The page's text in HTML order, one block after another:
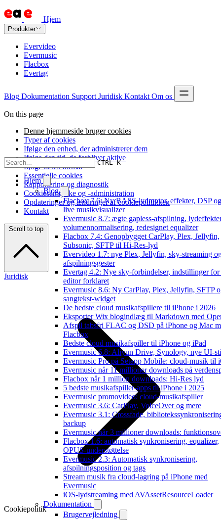
Hjem
Produkter
Evervideo
Evermusic
Flacbox
Evertag
Blog Dokumentation Support Juridisk Kontakt Om os
CTRL K
Hjem
Blog
Flacbox 7.6: Ny BASS-lydmotor, effekter, DSP
live musikvisualizer
Evermusic 8.7: ægte gapless-afspilning,
volumennormalisering, redesignet equalizer
Flacbox 7.4: Genopbygget CarPlay, Plex, Jellyfin,
Subsonic, SFTP til Hi-Res-lyd
Evervideo 1.7: nye Plex, Jellyfin, sky-streaming
afspilningsgester
Evertag 4.2: Nye sky-forbindelser, indstillinger for
editor forklaret
Evermusic 8.6: Ny CarPlay, Plex, Jellyfin, SFTP
sangtekst-widget
De bedste cloud musikafspillere til iPhone i 2026
Eksporter Wix blogindlæg til Markdown med
Afspil tabsfri FLAC og DSD på iPhone og Mac
Flacbox
Bedste cloud musikafspiller til iPhone og iPad
Evermusic 6.8: Aliyun Drive, Synology, nye UI-
Evermusic Pro på Setapp Mobile: cloud-musik til
Evermusic når 11 millioner downloads på
Flacbox når 1 million downloads: Hi-Res lyd
5 bedste musikafspiller-apps til iPhone i 2025
Evermusic promovideo: cloud-musikafspiller
Evermusic 3.6: CarPlay, VoiceOver og mere
Evermusic 3.1: Crossfade,
backup
Evermusic når 3 millioner downloads:
Flacbox 1.6: automatisk synkronisering, equalizer,
OPUS-understøttelse
Evermusic 2.3: Automatisk synkronisering,
afspilningsposition og tags
Stream musik fra cloud-lagring på iPhone med
Evermusic
iOS-lydstreaming med AVAssetResourceLoader
Dokumentation
Brugervejledning
On this page
Denne hjemmeside bruger cookies
Typer af cookies
Ifølge den enhed, der administrerer dem
Ifølge den tid, de forbliver aktive
Ifølge deres formål
Essentielle cookies
Rapportering og diagnostik
Cookiesamtykke og -administration
Opdateringer og ændringer af cookiepolitikken
Kontakt
Scroll to top
Juridisk
Cookiepolitik